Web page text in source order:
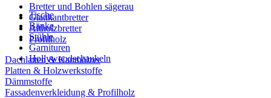
Tische
Bänke
Stühle
Garnituren
Hollywoodschaukeln
Bretter und Bohlen sägerau
Glattkantbretter
Altholzbretter
Profilholz
Dachlatten & Kanthölzer
Platten & Holzwerkstoffe
Dämmstoffe
Fassadenverkleidung & Profilholz